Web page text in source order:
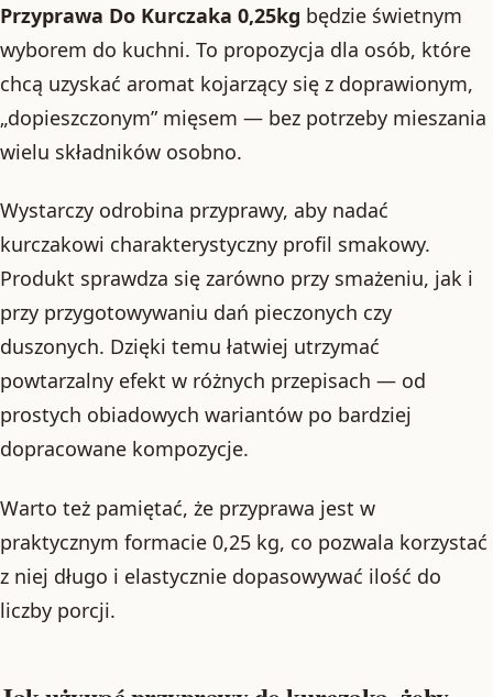
Przyprawa Do Kurczaka 0,25kg będzie świetnym
wyborem do kuchni. To propozycja dla osób, które
chcą uzyskać aromat kojarzący się z doprawionym,
„dopieszczonym” mięsem — bez potrzeby mieszania
wielu składników osobno.
Wystarczy odrobina przyprawy, aby nadać
kurczakowi charakterystyczny profil smakowy.
Produkt sprawdza się zarówno przy smażeniu, jak i
przy przygotowywaniu dań pieczonych czy
duszonych. Dzięki temu łatwiej utrzymać
powtarzalny efekt w różnych przepisach — od
prostych obiadowych wariantów po bardziej
dopracowane kompozycje.
Warto też pamiętać, że przyprawa jest w
praktycznym formacie 0,25 kg, co pozwala korzystać
z niej długo i elastycznie dopasowywać ilość do
liczby porcji.